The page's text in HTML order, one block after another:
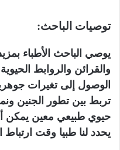
توصيات الباحث:
يوصي الباحث الأطباء
والقرائن والروابط
الوصول إلى تغيرات
تربط بين تطور الجنين
حيوي طبيعي معين يمكن
يحدد لنا طبيا وقت